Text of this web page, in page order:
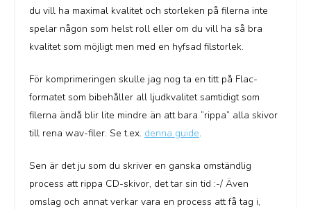
du vill ha maximal kvalitet och storleken på filerna inte
spelar någon som helst roll eller om du vill ha så bra
kvalitet som möjligt men med en hyfsad filstorlek.
För komprimeringen skulle jag nog ta en titt på Flac-
formatet som bibehåller all ljudkvalitet samtidigt som
filerna ändå blir lite mindre än att bara ”rippa” alla skivor
till rena wav-filer. Se t.ex. denna guide.
Sen är det ju som du skriver en ganska omständlig
process att rippa CD-skivor, det tar sin tid :-/ Även
omslag och annat verkar vara en process att få tag i,